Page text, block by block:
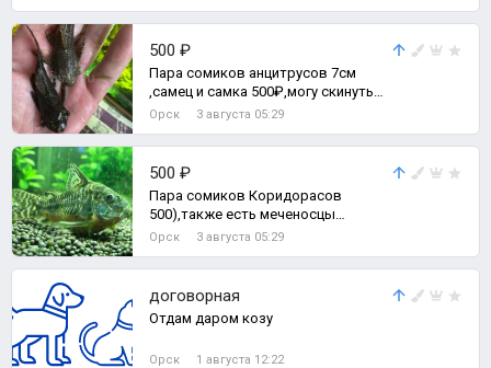
500 ₽
Пара сомиков анцитрусов 7см
,самец и самка 500₽,могу скинуть
видио на Мах,Телеграмм
Орск 3 августа 05:29
500 ₽
Пара сомиков Коридорасов
500),также есть меченосцы
вильчатые пара все готовы к
Орск 3 августа 05:29
договорная
Отдам даром козу
Орск 1 августа 12:22